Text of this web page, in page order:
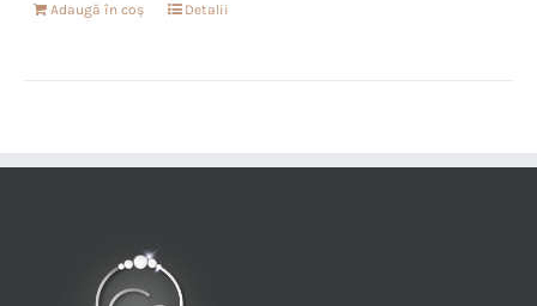
Adaugă în coș Detalii